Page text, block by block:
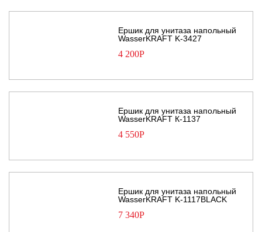
Ершик для унитаза напольный
WasserKRAFT K-3427
4 200Р
Ершик для унитаза напольный
WasserKRAFT К-1137
4 550Р
Ершик для унитаза напольный
WasserKRAFT K-1117BLACK
7 340Р